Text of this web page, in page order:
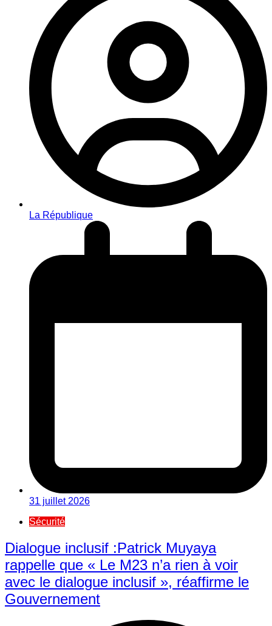
La République
31 juillet 2026
Sécurité
Dialogue inclusif :Patrick Muyaya
rappelle que « Le M23 n’a rien à voir
avec le dialogue inclusif », réaffirme le
Gouvernement